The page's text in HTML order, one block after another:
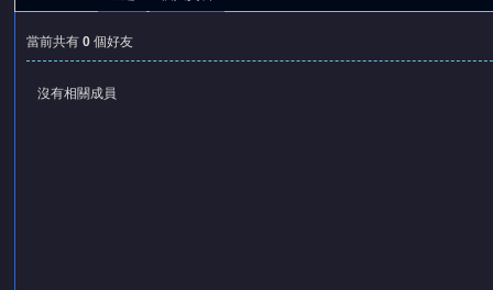
當前共有 0個好友
沒有相關成員